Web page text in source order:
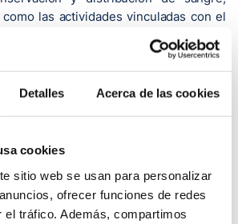
Detalles Acerca de las cookies
cookies
sitio web se usan para personalizar
ofrecer funciones de redes
el tráfico. Además, compartimos
las actividades vinculadas con el
el doctor José Luis Arroyo, ha
cuenta con una amplia experiencia
Actualmente, la norma internacional
y servicios de una entidad.
se amplió en el año 2009 con la